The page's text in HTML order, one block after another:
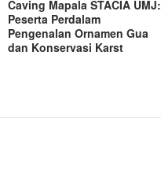
Caving Mapala STACIA UMJ:
Peserta Perdalam
Pengenalan Ornamen Gua
dan Konservasi Karst